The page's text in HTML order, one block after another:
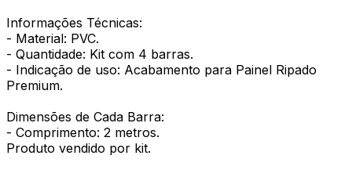
Informações Técnicas:
- Material: PVC.
- Quantidade: Kit com 4 barras.
- Indicação de uso: Acabamento para Painel Ripado
Premium.
Dimensões de Cada Barra:
- Comprimento: 2 metros.
Produto vendido por kit.